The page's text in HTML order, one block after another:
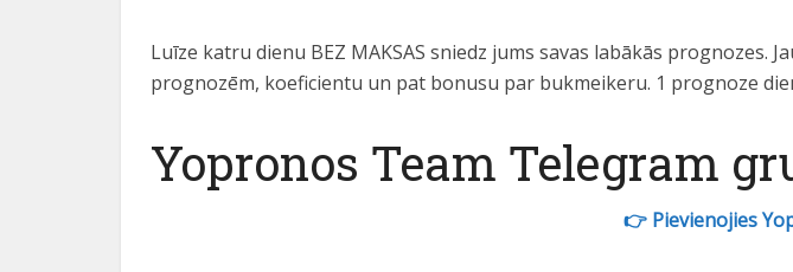
Luīze katru dienu BEZ MAKSAS sniedz jums savas labākās prognozes.
prognozēm, koeficientu un pat bonusu par bukmeikeru. 1 prognoze
Yopronos Team Telegram
👉 Pievienojies